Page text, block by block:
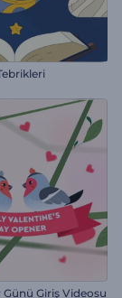
Günü Giriş Videosu